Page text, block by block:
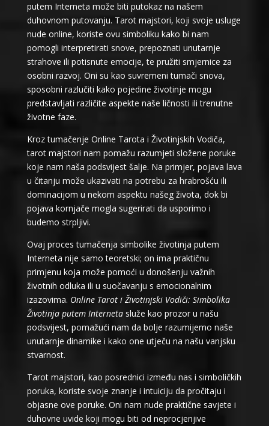
putem Interneta može biti putokaz na našem
duhovnom putovanju. Tarot majstori, koji svoje usluge
nude online, koriste ovu simboliku kako bi nam
pomogli interpretirati snove, prepoznati unutarnje
strahove ili potisnute emocije, te pružiti smjernice za
osobni razvoj. Oni su kao suvremeni tumači snova,
sposobni razlučiti kako pojedine životinje mogu
predstavljati različite aspekte naše ličnosti ili trenutne
životne faze.
Kroz tumačenje Online Tarota i Životinjskih Vodiča,
tarot majstori nam pomažu razumjeti složene poruke
koje nam naša podsvijest šalje. Na primjer, pojava lava
u čitanju može ukazivati na potrebu za hrabrošću ili
dominacijom u nekom aspektu našeg života, dok bi
pojava kornjače mogla sugerirati da usporimo i
budemo strpljivi.
Ovaj proces tumačenja simbolike životinja putem
Interneta nije samo teoretski; on ima praktičnu
primjenu koja može pomoći u donošenju važnih
životnih odluka ili u suočavanju s emocionalnim
izazovima. Online Tarot i Životinjski Vodiči: Simbolika
Životinja putem Internetasluže kao prozor u našu
podsvijest, pomažući nam da bolje razumijemo naše
unutarnje dinamike i kako one utječu na našu vanjsku
stvarnost.
Tarot majstori, kao posrednici između nas i simboličkih
poruka, koriste svoje znanje i intuiciju da pročitaju i
objasne ove poruke. Oni nam nude praktične savjete i
duhovne uvide koji mogu biti od neprocjenjive